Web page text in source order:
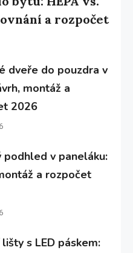
a rozpočet
dveře do pouzdra v
montáž a
2026
podhled v paneláku:
a rozpočet
s LED páskem: